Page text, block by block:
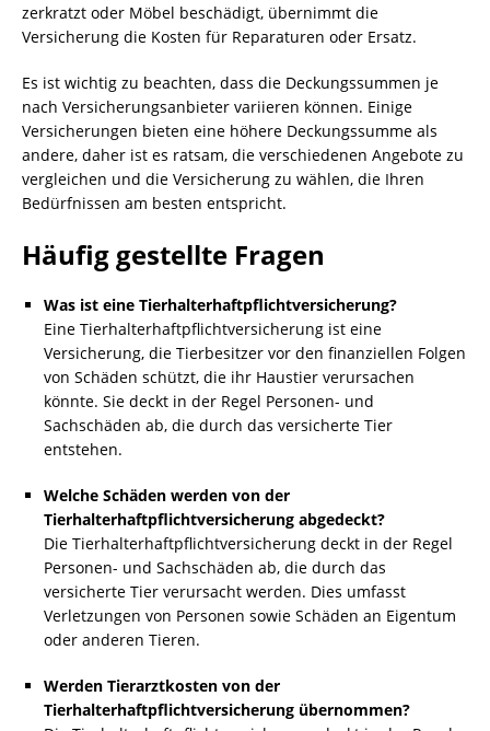
zerkratzt oder Möbel beschädigt, übernimmt die
Versicherung die Kosten für Reparaturen oder Ersatz.
Es ist wichtig zu beachten, dass die Deckungssummen je
nach Versicherungsanbieter variieren können. Einige
Versicherungen bieten eine höhere Deckungssumme als
andere, daher ist es ratsam, die verschiedenen Angebote zu
vergleichen und die Versicherung zu wählen, die Ihren
Bedürfnissen am besten entspricht.
Häufig gestellte Fragen
Was ist eine Tierhalterhaftpflichtversicherung?
Eine Tierhalterhaftpflichtversicherung ist eine
Versicherung, die Tierbesitzer vor den finanziellen Folgen
von Schäden schützt, die ihr Haustier verursachen
könnte. Sie deckt in der Regel Personen- und
Sachschäden ab, die durch das versicherte Tier
entstehen.
Welche Schäden werden von der
Tierhalterhaftpflichtversicherung abgedeckt?
Die Tierhalterhaftpflichtversicherung deckt in der Regel
Personen- und Sachschäden ab, die durch das
versicherte Tier verursacht werden. Dies umfasst
Verletzungen von Personen sowie Schäden an Eigentum
oder anderen Tieren.
Werden Tierarztkosten von der
Tierhalterhaftpflichtversicherung übernommen?